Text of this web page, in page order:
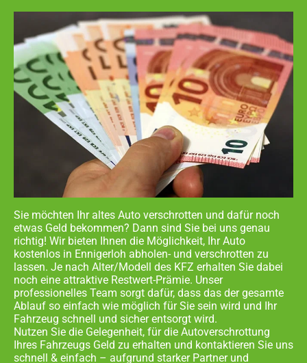
Sie möchten Ihr altes Auto verschrotten und dafür noch
etwas Geld bekommen? Dann sind Sie bei uns genau
richtig! Wir bieten Ihnen die Möglichkeit, Ihr Auto
kostenlos in Ennigerloh abholen- und verschrotten zu
lassen. Je nach Alter/Modell des KFZ erhalten Sie dabei
noch eine attraktive Restwert-Prämie. Unser
professionelles Team sorgt dafür, dass das der gesamte
Ablauf so einfach wie möglich für Sie sein wird und Ihr
Fahrzeug schnell und sicher entsorgt wird.
Nutzen Sie die Gelegenheit, für die Autoverschrottung
Ihres Fahrzeugs Geld zu erhalten und kontaktieren Sie uns
schnell & einfach – aufgrund starker Partner und